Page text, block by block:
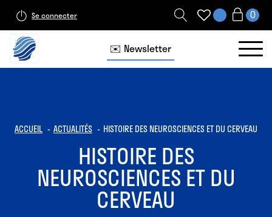
Se connecter
✉️ Newsletter
ACCUEIL ACTUALITÉS HISTOIRE DES NEUROSCIENCES ET DU CERVEAU
HISTOIRE DES
NEUROSCIENCES ET DU
CERVEAU